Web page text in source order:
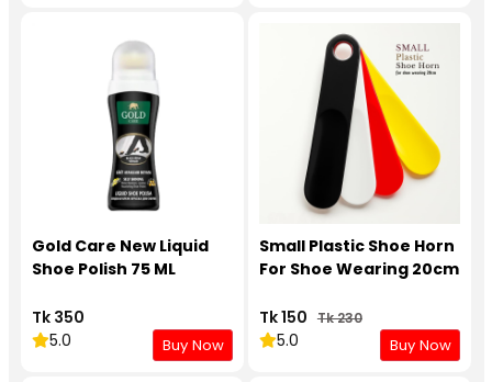
Gold Care New Liquid
Shoe Polish 75 ML
Tk 350
5.0
Buy Now
Small Plastic Shoe Horn
For Shoe Wearing 20cm
Tk 150 Tk 230
5.0 Buy Now